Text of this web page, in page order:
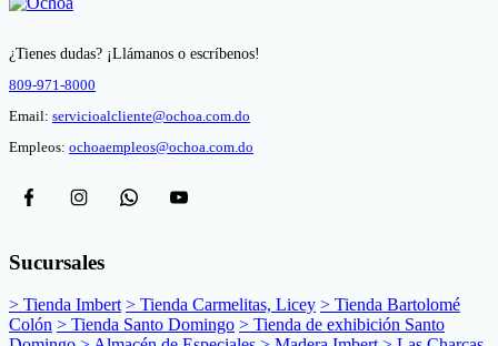
¿Tienes dudas? ¡Llámanos o escríbenos!
809-971-8000
Email: servicioalcliente@ochoa.com.do
Empleos: ochoaempleos@ochoa.com.do
Sucursales
> Tienda Imbert > Tienda Carmelitas, Licey > Tienda Bartolomé
Colón > Tienda Santo Domingo > Tienda de exhibición Santo